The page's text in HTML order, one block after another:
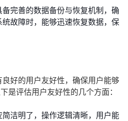
备完善的数据备份与恢复机制，确
故障时，能够迅速恢复数据，保
好的用户友好性，确保用户能够
是评估用户友好性的几个方面：
简洁明了，操作逻辑清晰，用户能